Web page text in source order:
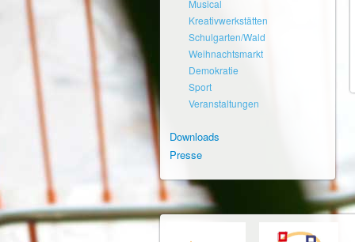
Musical
Kreativwerkstätten
Schulgarten/Wald
Weihnachtsmarkt
Demokratie
Sport
Veranstaltungen
Downloads
Presse